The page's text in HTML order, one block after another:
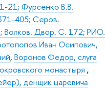
21; Фурсенко В.В.
405; Серов.
Волков. Двор. С. 172; РИО.
Иван Осипович,
, Воронов Федор, слуга
монастыря ,
денщик царевича